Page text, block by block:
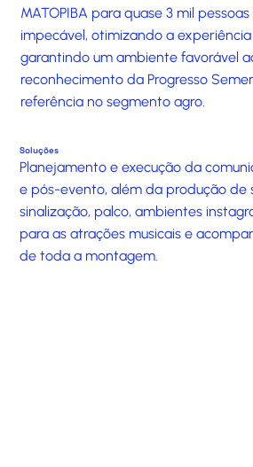
MATOPIBA para quase 3 mil
impecável, otimizando a
garantindo um ambiente favorável
reconhecimento da Progresso
referência no segmento agro.
Soluções
Planejamento e execução da
e pós-evento, além da produção de
sinalização, palco, ambientes
para as atrações musicais e
de toda a montagem.